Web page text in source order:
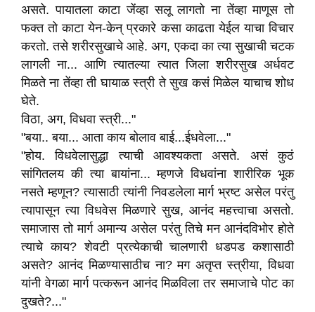
असते. पायातला काटा जेंव्हा सलू लागतो ना तेंव्हा माणूस तो
फक्त तो काटा येन-केन् प्रकारे कसा काढता येईल याचा विचार
करतो. तसे शरीरसुखाचे आहे. अग, एकदा का त्या सुखाची चटक
लागली ना... आणि त्यातल्या त्यात जिला शरीरसुख अर्धवट
मिळते ना तेंव्हा ती घायाळ स्त्री ते सुख कसं मिळेल याचाच शोध
घेते.
विठा, अग, विधवा स्त्री..."
"बया.. बया... आता काय बोलाव बाई...ईधवेला..."
"होय. विधवेलासुद्धा त्याची आवश्यकता असते. असं कुठं
सांगितलय की त्या बायांना... म्हणजे विधवांना शारीरिक भूक
नसते म्हणून? त्यासाठी त्यांनी निवडलेला मार्ग भ्रष्ट असेल परंतु
त्यापासून त्या विधवेस मिळणारे सुख, आनंद महत्त्वाचा असतो.
समाजास तो मार्ग अमान्य असेल परंतु तिचे मन आनंदविभोर होते
त्याचे काय? शेवटी प्रत्येकाची चालणारी धडपड कशासाठी
असते? आनंद मिळण्यासाठीच ना? मग अतृप्त स्त्रीया, विधवा
यांनी वेगळा मार्ग पत्करून आनंद मिळविला तर समाजाचे पोट का
दुखते?..."